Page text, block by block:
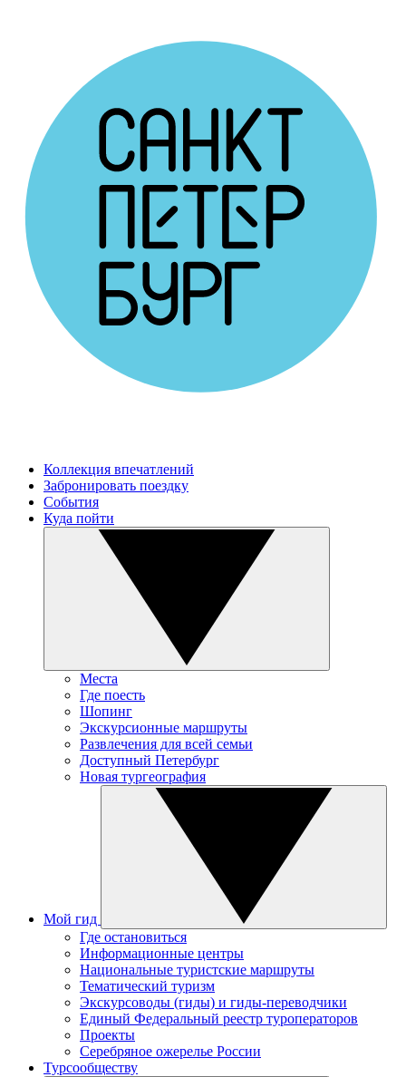
Коллекция впечатлений
Забронировать поездку
События
Куда пойти
Места
Где поесть
Шопинг
Экскурсионные маршруты
Развлечения для всей семьи
Доступный Петербург
Новая тургеография
Мой гид
Где остановиться
Информационные центры
Национальные туристские маршруты
Тематический туризм
Экскурсоводы (гиды) и гиды-переводчики
Единый Федеральный реестр туроператоров
Проекты
Серебряное ожерелье России
Турсообществу